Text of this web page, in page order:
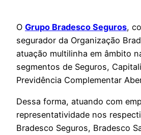
O Grupo Bradesco Seguros,
segurador da Organização
atuação multilinha em âmbito
segmentos de Seguros,
Previdência Complementar
Dessa forma, atuando com
representatividade nos
Bradesco Seguros, Bradesco